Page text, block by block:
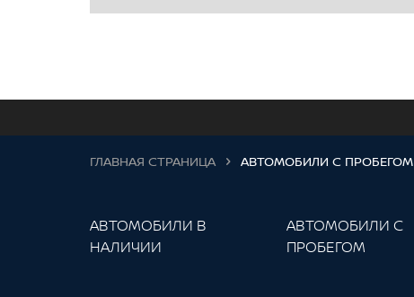
ГЛАВНАЯ СТРАНИЦА АВТОМОБИЛИ С ПРОБЕГОМ
АВТОМОБИЛИ В
НАЛИЧИИ
АВТОМОБИЛИ С
ПРОБЕГОМ